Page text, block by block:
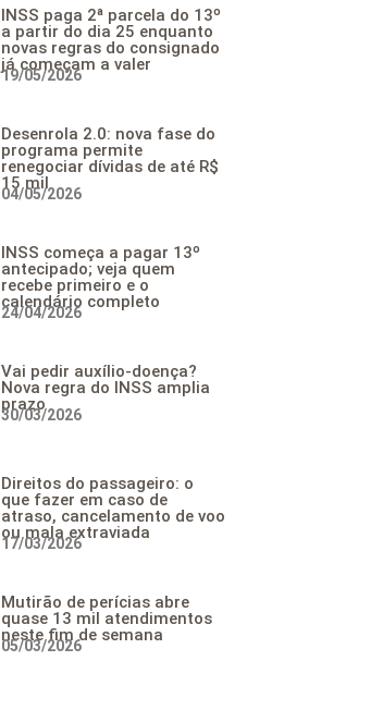
INSS paga 2ª parcela do 13º
a partir do dia 25 enquanto
novas regras do consignado
já começam a valer
19/05/2026
Desenrola 2.0: nova fase do
programa permite
renegociar dívidas de até R$
15 mil
04/05/2026
INSS começa a pagar 13º
antecipado; veja quem
recebe primeiro e o
calendário completo
24/04/2026
Vai pedir auxílio-doença?
Nova regra do INSS amplia
prazo
30/03/2026
Direitos do passageiro: o
que fazer em caso de
atraso, cancelamento de voo
ou mala extraviada
17/03/2026
Mutirão de perícias abre
quase 13 mil atendimentos
neste fim de semana
05/03/2026